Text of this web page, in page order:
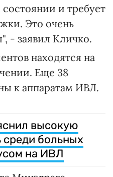
и требует
Это очень
- заявил Кличко.
находятся на
Еще 38
к аппаратам ИВЛ.
высокую
среди больных
на ИВЛ